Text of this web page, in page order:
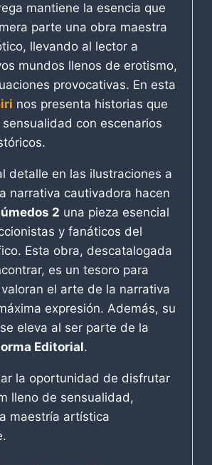
mantiene la esencia que
parte una obra maestra
llevando al lector a
mundos llenos de erotismo,
provocativas. En esta
nos presenta historias que
con escenarios
detalle en las ilustraciones a
narrativa cautivadora hacen
2 una pieza esencial
y fanáticos del
Esta obra, descatalogada
es un tesoro para
el arte de la narrativa
expresión. Además, su
eleva al ser parte de la
Editorial.
la oportunidad de disfrutar
lleno de sensualidad,
maestría artística